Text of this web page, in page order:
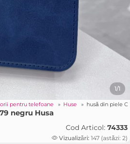
1/1
pentru telefoane » Huse » husă din piele
negru Husa
Cod Articol: 74333
Vizualizări: 147 (astăzi: 2)